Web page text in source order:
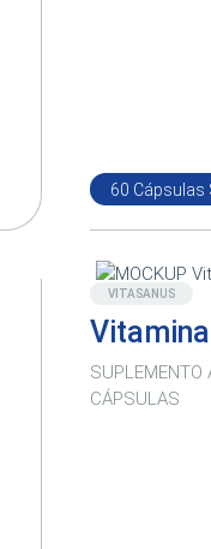
60 Cápsulas
Novo
VITASANUS
SUPLEMENTO
CÁPSULAS